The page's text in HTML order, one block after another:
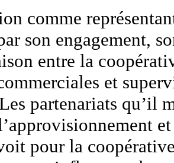
comme
son engagement,
entre la
et
partenariats qu’il
pour la